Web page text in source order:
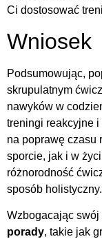
Ci dostosować
Wniosek
Podsumowując,
skrupulatnym
nawyków w
treningi reakcyjne i
na poprawę czasu
sporcie, jak i w
różnorodność
sposób holistyczny.
Wzbogacając
porady, takie jak